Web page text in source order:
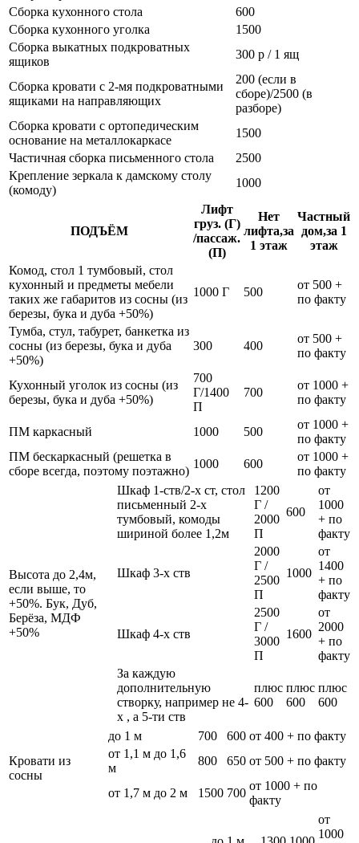
Сборка кухонного стола
600
Сборка кухонного уголка
1500
Сборка выкатных подкроватных
ящиков
300 р / 1 ящ
Сборка кровати с 2-мя подкроватными
ящиками на направляющих
200 (если в
сборе)/2500 (в
разборе)
Сборка кровати с ортопедическим
основание на металлокаркасе
1500
Частичная сборка письменного стола
2500
Крепление зеркала к дамскому столу
(комоду)
1000
ПОДЪЁМ
Лифт
груз. (Г)
/пассаж.
(П)
Нет
лифта,за
1 этаж
Частный
дом,за 1
этаж
Комод, стол 1 тумбовый, стол
кухонный и предметы мебели
таких же габаритов из сосны (из
березы, бука и дуба +50%)
1000 Г 500
от 500 +
по факту
Тумба, стул, табурет, банкетка из
сосны (из березы, бука и дуба
+50%)
300 400
от 500 +
по факту
Кухонный уголок из сосны (из
березы, бука и дуба +50%)
700
Г/1400
П
700
от 1000 +
по факту
ПМ каркасный 1000 500
от 1000 +
по факту
ПМ бескаркасный (решетка в
сборе всегда, поэтому поэтажно)
1000 600
от 1000 +
по факту
Высота до 2,4м,
если выше, то
+50%. Бук, Дуб,
Берёза, МДФ
+50%
Шкаф 1-ств/2-х ст, стол
письменный 2-х
тумбовый, комоды
шириной более 1,2м
1200
Г /
2000
П
600
от
1000
+ по
факту
Шкаф 3-х ств
2000
Г /
2500
П
1000
от
1400
+ по
факту
Шкаф 4-х ств
2500
Г /
3000
П
1600
от
2000
+ по
факту
За каждую
дополнительную
створку, например не 4-
х , а 5-ти ств
плюс
600
плюс
600
плюс
600
Кровати из
сосны
до 1 м 700 600 от 400 + по факту
от 1,1 м до 1,6
м
800 650 от 500 + по факту
от 1,7 м до 2 м 1500 700
от 1000 + по
факту
от
1000